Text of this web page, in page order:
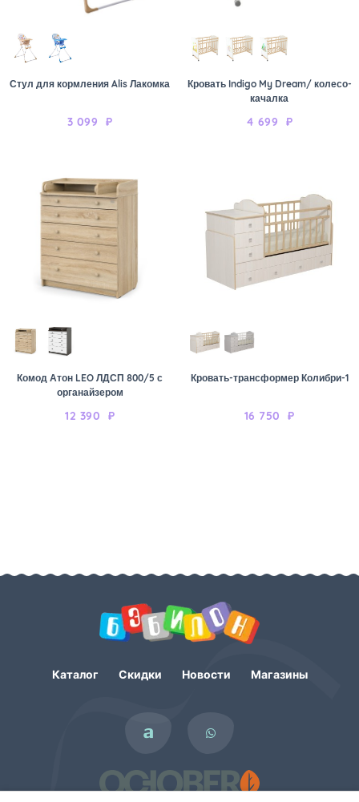
Стул для кормления Alis Лакомка
3 099 ₽
Кровать Indigo My Dream/ колесо-
качалка
4 699 ₽
Комод Атон LEO ЛДСП 800/5 с
органайзером
12 390 ₽
Кровать-трансформер Колибри-1
16 750 ₽
Каталог Скидки Новости Магазины